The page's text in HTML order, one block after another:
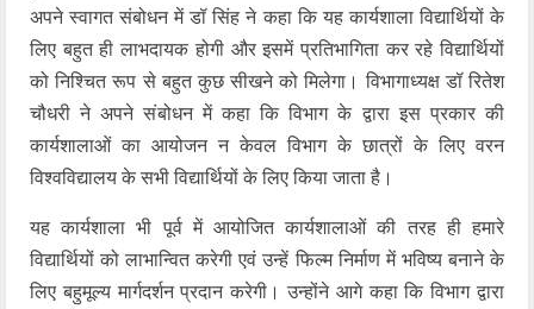
अपने स्वागत संबोधन में डॉ सिंह ने कहा कि यह कार्यशाला विद्यार्थियों के
लिए बहुत ही लाभदायक होगी और इसमें प्रतिभागिता कर रहे विद्यार्थियों
को निश्चित रूप से बहुत कुछ सीखने को मिलेगा। विभागाध्यक्ष डॉ रितेश
चौधरी ने अपने संबोधन में कहा कि विभाग के द्वारा इस प्रकार की
कार्यशालाओं का आयोजन न केवल विभाग के छात्रों के लिए वरन
विश्वविद्यालय के सभी विद्यार्थियों के लिए किया जाता है।
यह कार्यशाला भी पूर्व में आयोजित कार्यशालाओं की तरह ही हमारे
विद्यार्थियों को लाभान्वित करेगी एवं उन्हें फिल्म निर्माण में भविष्य बनाने के
लिए बहुमूल्य मार्गदर्शन प्रदान करेगी। उन्होंने आगे कहा कि विभाग द्वारा